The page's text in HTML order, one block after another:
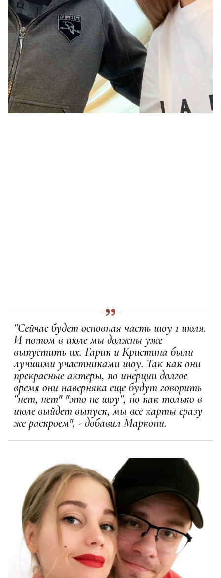
"Сейчас будет основная часть шоу 1 июля.
И потом в июле мы должны уже
выпустить их. Гарик и Кристина были
лучшими участниками шоу. Так как они
прекрасные актеры, по инерции долгое
время они наверняка еще будут говорить
"нет, нет" "это не шоу", но как только в
июле выйдет выпуск, мы все карты сразу
же раскроем", - добавил Маркони.